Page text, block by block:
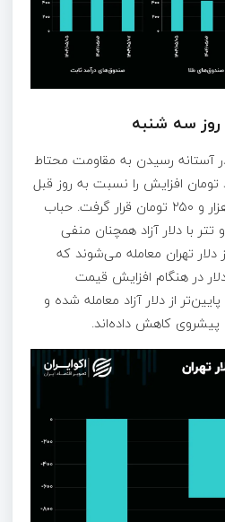
روز سه شنبه
آستانه رسیدن به مقاومت محتاط
افزایش را نسبت به روز قبل
ثبت کرد و در محدوده ۸۹ هزار و ۲۵۰ تومان قرار گرفت. حباب
تتر با دلار آزاد همچنان منفی
دلار تهران معامله می‌شوند که
در هنگام افزایش قیمت
از دلار آزاد معامله شده و
پیشروی کاهش داده‌اند.